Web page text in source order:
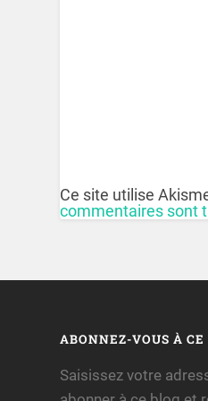
Ce site utilise
commentaires sont
ABONNEZ-VOUS À
Saisissez votre